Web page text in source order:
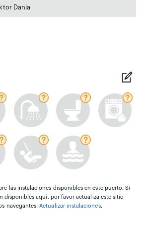
Dania
las instalaciones disponibles en este puerto. Si
disponibles aquí, por favor actualiza este sitio
navegantes.Actualizar instalaciones.